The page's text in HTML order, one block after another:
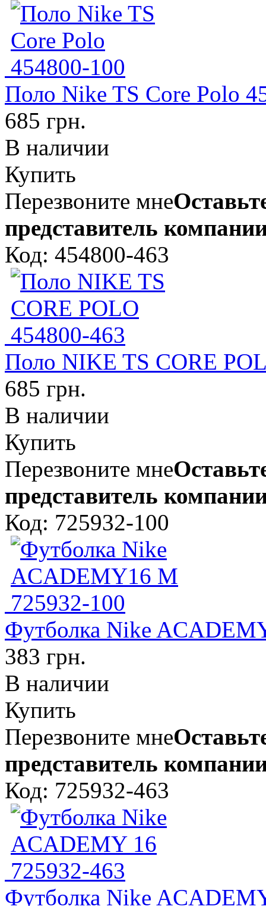
Поло Nike TS Core Polo
685 грн.
В наличии
Купить
Перезвоните мне
представитель
Код: 454800-463
Поло NIKE TS CORE
685 грн.
В наличии
Купить
Перезвоните мне
представитель
Код: 725932-100
Футболка Nike
383 грн.
В наличии
Купить
Перезвоните мне
представитель
Код: 725932-463
Футболка Nike